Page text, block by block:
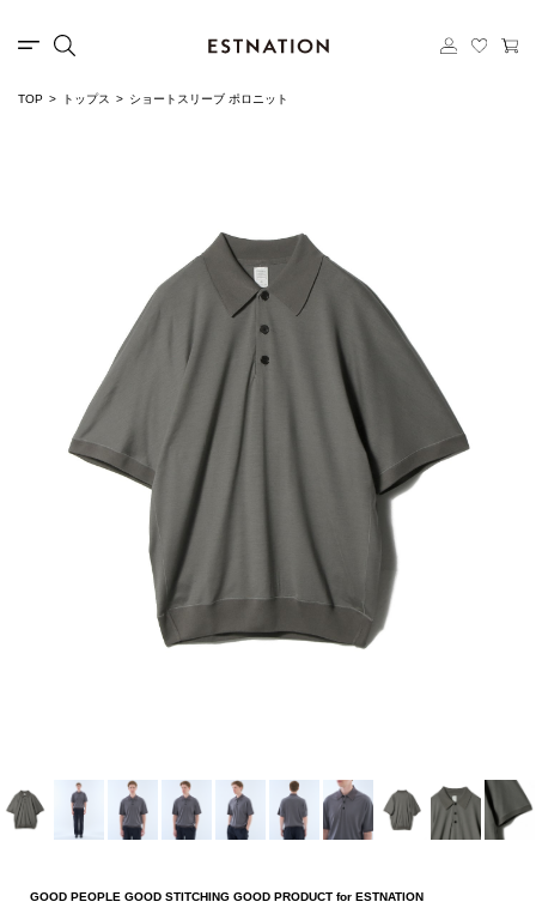
TOP トップス ショートスリーブ ポロニット
GOOD PEOPLE GOOD STITCHING GOOD PRODUCT for ESTNATION